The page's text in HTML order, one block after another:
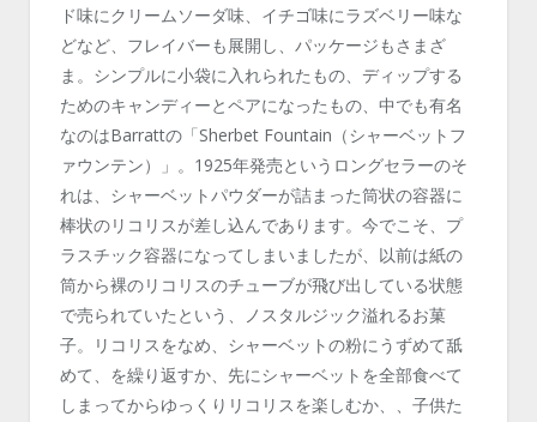
ド味にクリームソーダ味、イチゴ味にラズベリー味な
どなど、フレイバーも展開し、パッケージもさまざ
ま。シンプルに小袋に入れられたもの、ディップする
ためのキャンディーとペアになったもの、中でも有名
なのはBarrattの「Sherbet Fountain（シャーベットフ
ァウンテン）」。1925年発売というロングセラーのそ
れは、シャーベットパウダーが詰まった筒状の容器に
棒状のリコリスが差し込んであります。今でこそ、プ
ラスチック容器になってしまいましたが、以前は紙の
筒から裸のリコリスのチューブが飛び出している状態
で売られていたという、ノスタルジック溢れるお菓
子。リコリスをなめ、シャーベットの粉にうずめて舐
めて、を繰り返すか、先にシャーベットを全部食べて
しまってからゆっくりリコリスを楽しむか、、子供た